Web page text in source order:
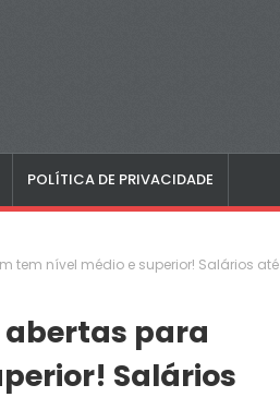
POLÍTICA DE PRIVACIDADE
tem nível médio e superior! Salários até
abertas para
Salários